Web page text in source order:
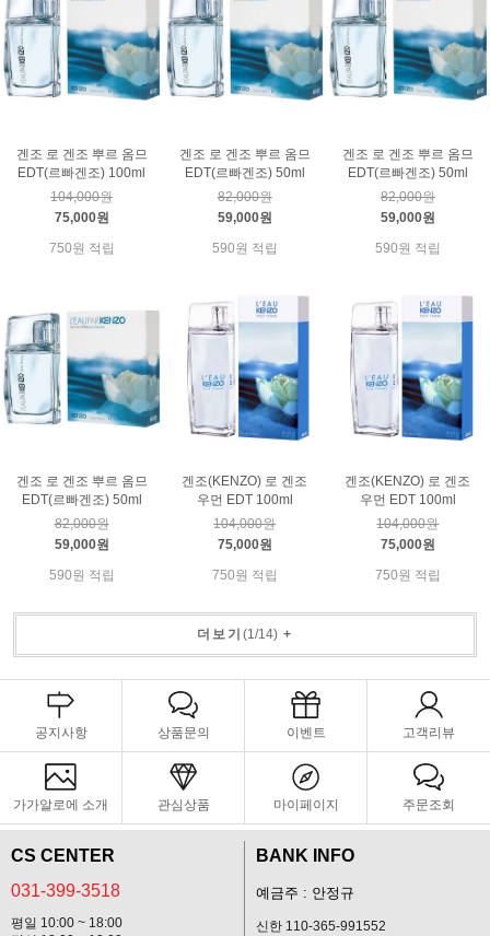
겐조 로 겐조 뿌르 옴므
EDT(르빠겐조) 100ml
104,000원
75,000원
750원 적립
겐조 로 겐조 뿌르 옴므
EDT(르빠겐조) 50ml
82,000원
59,000원
590원 적립
겐조 로 겐조 뿌르 옴므
EDT(르빠겐조) 50ml
82,000원
59,000원
590원 적립
겐조 로 겐조 뿌르 옴므
EDT(르빠겐조) 50ml
82,000원
59,000원
590원 적립
겐조(KENZO) 로 겐조
우먼 EDT 100ml
104,000원
75,000원
750원 적립
겐조(KENZO) 로 겐조
우먼 EDT 100ml
104,000원
75,000원
750원 적립
더보기 (1/14) +
공지사항 상품문의 이벤트 고객리뷰
가가알로에 소개 관심상품 마이페이지 주문조회
CS CENTER
031-399-3518
평일 10:00 ~ 18:00
BANK INFO
예금주 : 안정규
신한 110-365-991552